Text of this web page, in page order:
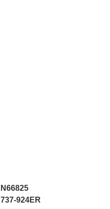
N66825
737-924ER